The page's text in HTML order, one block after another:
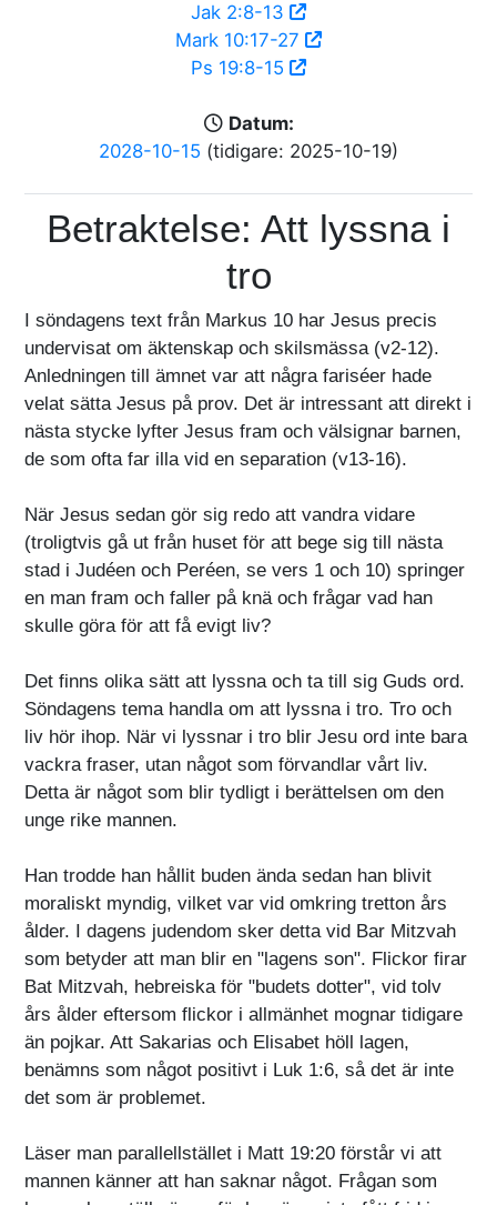
Jak 2:8-13
Mark 10:17-27
Ps 19:8-15
Datum:
2028-10-15 (tidigare: 2025-10-19)
Betraktelse: Att lyssna i
tro
I söndagens text från Markus 10 har Jesus precis
undervisat om äktenskap och skilsmässa (v2-12).
Anledningen till ämnet var att några fariséer hade
velat sätta Jesus på prov. Det är intressant att direkt i
nästa stycke lyfter Jesus fram och välsignar barnen,
de som ofta far illa vid en separation (v13-16).
När Jesus sedan gör sig redo att vandra vidare
(troligtvis gå ut från huset för att bege sig till nästa
stad i Judéen och Peréen, se vers 1 och 10) springer
en man fram och faller på knä och frågar vad han
skulle göra för att få evigt liv?
Det finns olika sätt att lyssna och ta till sig Guds ord.
Söndagens tema handla om att lyssna i tro. Tro och
liv hör ihop. När vi lyssnar i tro blir Jesu ord inte bara
vackra fraser, utan något som förvandlar vårt liv.
Detta är något som blir tydligt i berättelsen om den
unge rike mannen.
Han trodde han hållit buden ända sedan han blivit
moraliskt myndig, vilket var vid omkring tretton års
ålder. I dagens judendom sker detta vid Bar Mitzvah
som betyder att man blir en "lagens son". Flickor firar
Bat Mitzvah, hebreiska för "budets dotter", vid tolv
års ålder eftersom flickor i allmänhet mognar tidigare
än pojkar. Att Sakarias och Elisabet höll lagen,
benämns som något positivt i Luk 1:6, så det är inte
det som är problemet.
Läser man parallellstället i Matt 19:20 förstår vi att
mannen känner att han saknar något. Frågan som